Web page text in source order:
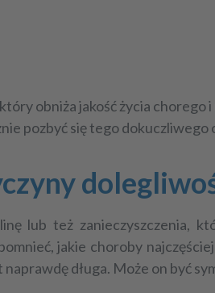
obniża jakość życia chorego
pozbyć się tego dokuczliwego
lub też zanieczyszczenia,
jakie choroby
długa. Może on być